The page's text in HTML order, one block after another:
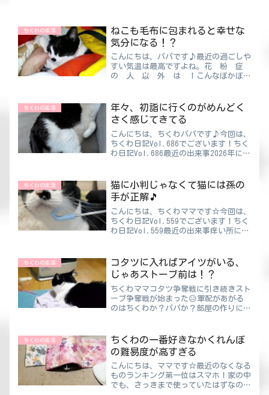
ちくわの生活
ねこも毛布に包まれると幸せな
気分になる！？
こんにちは、パパです♪最近の過ごしや
すい気温は最高ですよね。花 粉 症
の 人 以 外 は ！こんなぽかぽか
た辺りから楽になるのでそれまでは我
慢！！！ちくわパパ早く治療...
ちくわの生活
年々、初詣に行くのがめんどく
さく感じてきてる
こんにちは、ちくわパパです♪今回は、
ちくわ日記Vol.686でございます！ちく
わ日記Vol.686最近の出来事2026年にな
てもうおみくじはやりませんし、夜中の
うちか...
ちくわの生活
猫に小判じゃなくて猫には孫の
手が正解🎵
こんにちは、ちくわママです☆今回は、
ちくわ日記Vol.559でございます！ちく
わ日記Vol.559最近の出来事痒い所に手
くなったり背中が猛烈に痒いのに手を後
ろに回しても…...
ちくわの生活
コタツに入ればアイツがいる、
じゃあストーブ前は！？
ちくわママコタツ争奪戦に引き続きスト
ーブ争奪戦が始まった😥軍配があがる
のはちくわか？パパか？部屋の作りによ
にそんな作りなんですよね。エアコンだ
けでは力不足で、設定温度を...
ちくわの生活
ちくわの一番好きなかくれんぼ
の難易度が高すぎる
こんにちは、ママです☆最近のなくなる
ものランキング第一位はスマホ！家の中
でも、さっきまで使っていたはずなのに